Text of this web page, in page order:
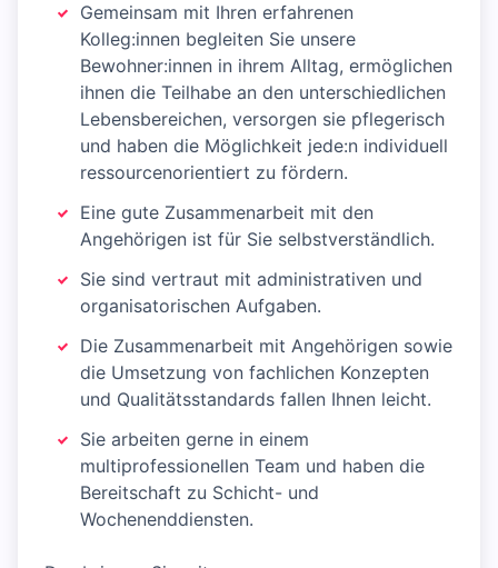
Gemeinsam mit Ihren erfahrenen
Kolleg:innen begleiten Sie unsere
Bewohner:innen in ihrem Alltag, ermöglichen
ihnen die Teilhabe an den unterschiedlichen
Lebensbereichen, versorgen sie pflegerisch
und haben die Möglichkeit jede:n individuell
ressourcenorientiert zu fördern.
Eine gute Zusammenarbeit mit den
Angehörigen ist für Sie selbstverständlich.
Sie sind vertraut mit administrativen und
organisatorischen Aufgaben.
Die Zusammenarbeit mit Angehörigen sowie
die Umsetzung von fachlichen Konzepten
und Qualitätsstandards fallen Ihnen leicht.
Sie arbeiten gerne in einem
multiprofessionellen Team und haben die
Bereitschaft zu Schicht- und
Wochenenddiensten.